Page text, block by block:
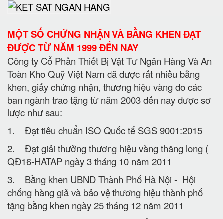
MỘT SỐ CHỨNG NHẬN VÀ BẰNG KHEN ĐẠT
ĐƯỢC TỪ NĂM 1999 ĐẾN NAY
Công ty Cổ Phần Thiết Bị Vật Tư Ngân Hàng Và An
Toàn Kho Quỹ Việt Nam đã được rất nhiều bằng
khen, giấy chứng nhận, thương hiệu vàng do các
ban ngành trao tặng từ năm 2003 đến nay được sơ
lược như sau:
1. Đạt tiêu chuẩn ISO Quốc tế SGS 9001:2015
2. Đạt giải thưởng thương hiệu vàng thăng long (
QĐ16-HATAP ngày 3 tháng 10 năm 2011
3. Bằng khen UBND Thành Phố Hà Nội - Hội
chống hàng giả và bảo vệ thương hiệu thành phố
tặng bằng khen ngày 25 tháng 12 năm 2011